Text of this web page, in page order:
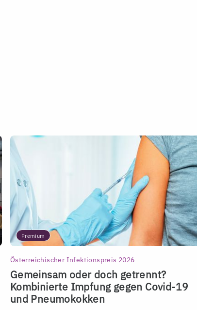
Premium
Österreichischer Infektionspreis 2026
Gemeinsam oder doch getrennt?
Kombinierte Impfung gegen Covid-19
und Pneumokokken